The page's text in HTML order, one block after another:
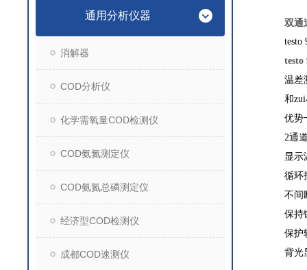
通用分析仪器
消解器
COD分析仪
化学需氧量COD检测仪
COD氨氮测定仪
COD氨氮总磷测定仪
经济型COD检测仪
成都COD速测仪
双通
testo
testo
温差
和
优势
2通
显示
循环
不间
保持
保护
背光